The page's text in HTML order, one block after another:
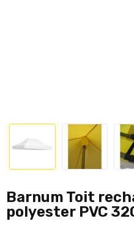
Barnum Toit
polyester PVC